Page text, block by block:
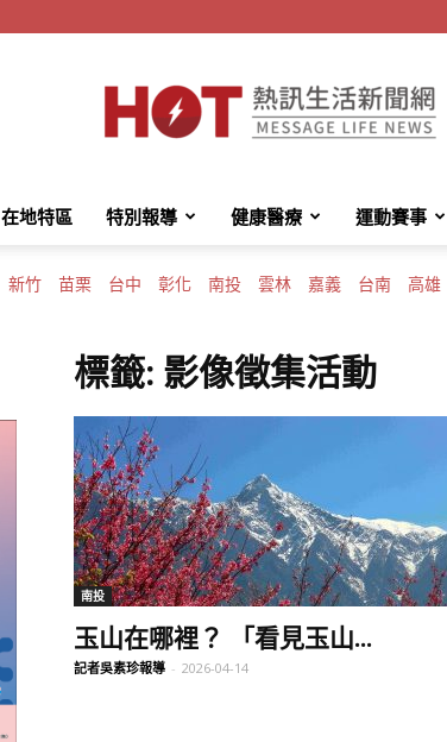
HotMessage
熱
訊
在地特區 特別報導 健康醫療 運動賽事
新竹 苗栗 台中 彰化 南投 雲林 嘉義 台南 高雄
標籤: 影像徵集活動
南投
玉山在哪裡？ 「看見玉山...
記者吳素珍報導 - 2026-04-14